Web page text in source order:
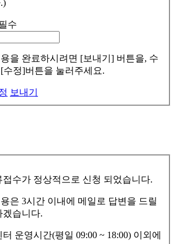
을 완료하시려면 [보내기] 버튼을, 수
수정]버튼을 눌러주세요.
보내기
접수가 정상적으로 신청 되었습니다.
은 3시간 이내에 메일로 답변을 드릴
겠습니다.
운영시간(평일 09:00 ~ 18:00) 이외에